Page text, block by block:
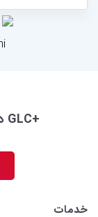
+GLC دریچه ای رو به لجستیک جهانی
خدمات